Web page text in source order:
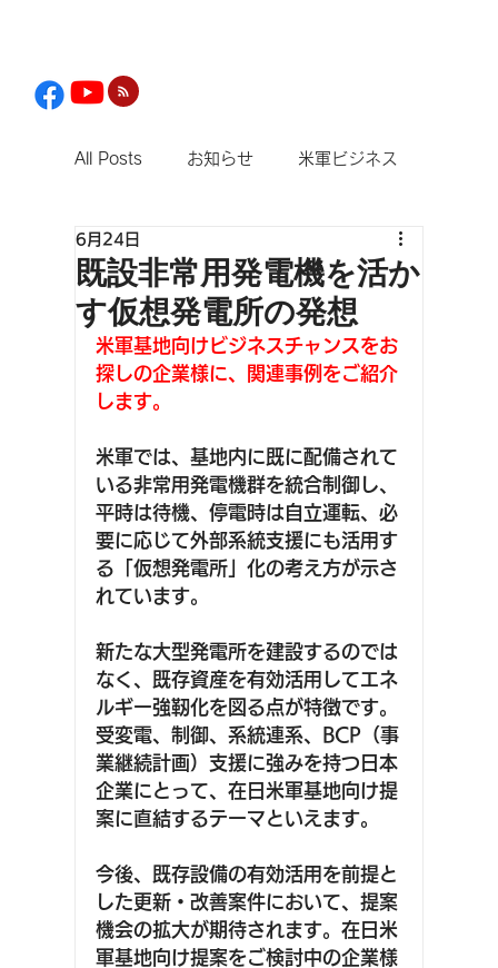
All Posts お知らせ 米軍ビジネス
観光
既設非常用発電機を活か
す仮想発電所の発想
6月24日
米軍基地向けビジネスチャンスをお
探しの企業様に、関連事例をご紹介
します。
米軍では、基地内に既に配備されて
いる非常用発電機群を統合制御し、
平時は待機、停電時は自立運転、必
要に応じて外部系統支援にも活用す
る「仮想発電所」化の考え方が示さ
れています。
新たな大型発電所を建設するのでは
なく、既存資産を有効活用してエネ
ルギー強靭化を図る点が特徴です。
受変電、制御、系統連系、BCP（事
業継続計画）支援に強みを持つ日本
企業にとって、在日米軍基地向け提
案に直結するテーマといえます。
今後、既存設備の有効活用を前提と
した更新・改善案件において、提案
機会の拡大が期待されます。在日米
軍基地向け提案をご検討中の企業様